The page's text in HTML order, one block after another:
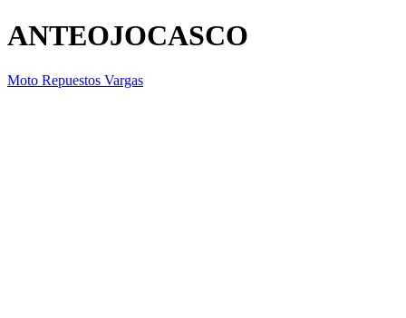
ANTEOJOCASCO
Moto Repuestos Vargas